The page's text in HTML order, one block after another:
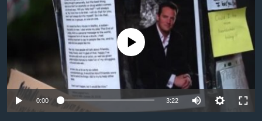
ՀԵՏԵՒԵՔ ՄԵԶ
Լեզուներ
No media source currently available
0:00 3:22